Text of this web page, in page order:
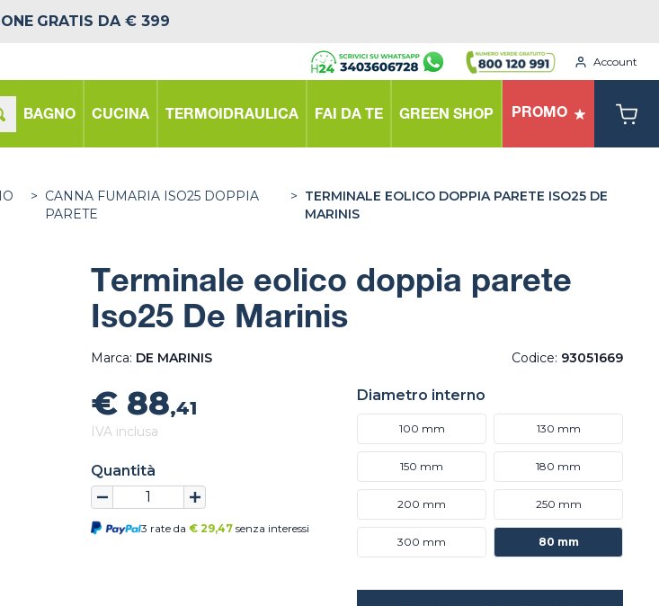
GRATIS DA € 399
Account
BAGNO CUCINA TERMOIDRAULICA FAI DA TE GREEN SHOP PROMO
> CANNA FUMARIA ISO25 DOPPIA
PARETE
> TERMINALE EOLICO DOPPIA PARETE ISO25 DE
MARINIS
Terminale eolico doppia parete
Iso25 De Marinis
Marca: DE MARINIS Codice: 93051669
€ 88,41
IVA inclusa
Quantità
3 rate da € 29,47 senza interessi
Diametro interno
100 mm 130 mm
150 mm 180 mm
200 mm 250 mm
300 mm 80 mm